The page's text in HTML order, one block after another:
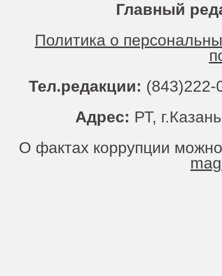
Главный
Политика о
Тел.редакции:
Адрес: РТ,
О фактах коррупции